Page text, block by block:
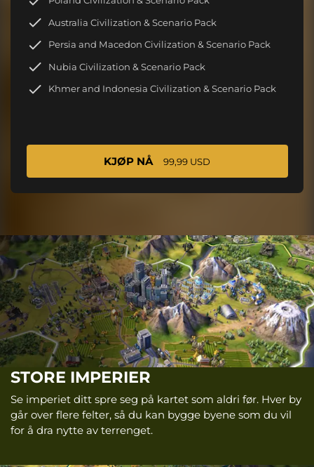
Australia Civilization & Scenario Pack
Persia and Macedon Civilization & Scenario Pack
Nubia Civilization & Scenario Pack
Khmer and Indonesia Civilization & Scenario Pack
KJØP NÅ 99,99 USD
STORE IMPERIER
Se imperiet ditt spre seg på kartet som aldri før. Hver by
går over flere felter, så du kan bygge byene som du vil
for å dra nytte av terrenget.